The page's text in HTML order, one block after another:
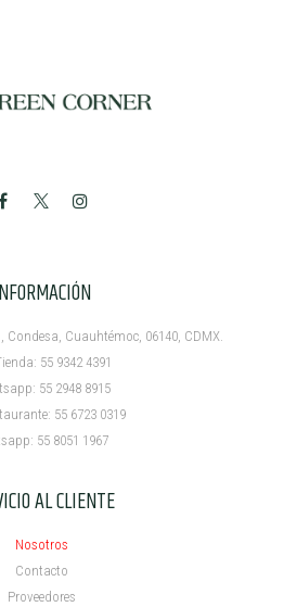
Cuauhtémoc, 06140, CDMX.
55 9342 4391
55 2948 8915
55 6723 0319
55 8051 1967
AL CLIENTE
Nosotros
Contacto
Proveedores